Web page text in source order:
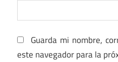
Guarda mi nombre,
este navegador para la